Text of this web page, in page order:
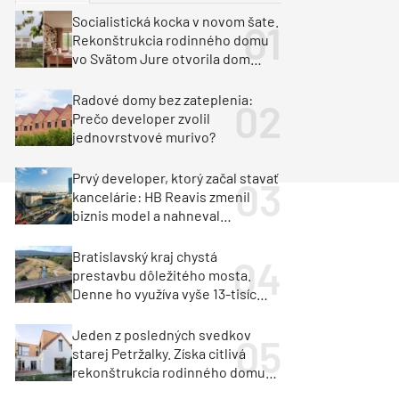
Klimatizácia a vetranie
Milan Murcka
Socialistická kocka v novom šate.
Rekonštrukcia rodinného domu
vo Svätom Jure otvorila dom
Radové domy bez zateplenia:
Prečo developer zvolil
jednovrstvové murivo?
Prvý developer, ktorý začal stavať
kancelárie: HB Reavis zmenil
biznis model a nahneval
Bratislavský kraj chystá
prestavbu dôležitého mosta.
Denne ho využíva vyše 13-tisíc
Jeden z posledných svedkov
starej Petržalky. Získa citlivá
rekonštrukcia rodinného domu